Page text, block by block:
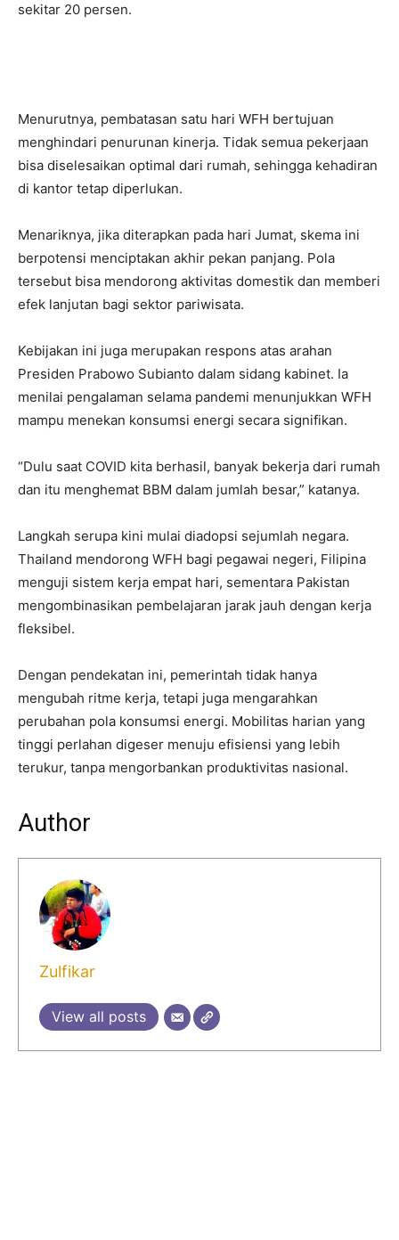
sekitar 20 persen.
Menurutnya, pembatasan satu hari WFH bertujuan
menghindari penurunan kinerja. Tidak semua pekerjaan
bisa diselesaikan optimal dari rumah, sehingga kehadiran
di kantor tetap diperlukan.
Menariknya, jika diterapkan pada hari Jumat, skema ini
berpotensi menciptakan akhir pekan panjang. Pola
tersebut bisa mendorong aktivitas domestik dan memberi
efek lanjutan bagi sektor pariwisata.
Kebijakan ini juga merupakan respons atas arahan
Presiden Prabowo Subianto dalam sidang kabinet. Ia
menilai pengalaman selama pandemi menunjukkan WFH
mampu menekan konsumsi energi secara signifikan.
“Dulu saat COVID kita berhasil, banyak bekerja dari rumah
dan itu menghemat BBM dalam jumlah besar,” katanya.
Langkah serupa kini mulai diadopsi sejumlah negara.
Thailand mendorong WFH bagi pegawai negeri, Filipina
menguji sistem kerja empat hari, sementara Pakistan
mengombinasikan pembelajaran jarak jauh dengan kerja
fleksibel.
Dengan pendekatan ini, pemerintah tidak hanya
mengubah ritme kerja, tetapi juga mengarahkan
perubahan pola konsumsi energi. Mobilitas harian yang
tinggi perlahan digeser menuju efisiensi yang lebih
terukur, tanpa mengorbankan produktivitas nasional.
Author
Zulfikar
View all posts